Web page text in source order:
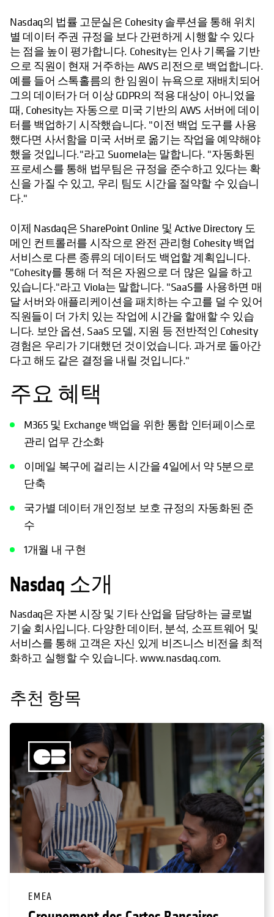
Nasdaq의 법률 고문실은 Cohesity 솔루션을 통해 위치
별 데이터 주권 규정을 보다 간편하게 시행할 수 있다
는 점을 높이 평가합니다. Cohesity는 인사 기록을 기반
으로 직원이 현재 거주하는 AWS 리전으로 백업합니다.
예를 들어 스톡홀름의 한 임원이 뉴욕으로 재배치되어
그의 데이터가 더 이상 GDPR의 적용 대상이 아니었을
때, Cohesity는 자동으로 미국 기반의 AWS 서버에 데이
터를 백업하기 시작했습니다. "이전 백업 도구를 사용
했다면 사서함을 미국 서버로 옮기는 작업을 예약해야
했을 것입니다."라고 Suomela는 말합니다. "자동화된
프로세스를 통해 법무팀은 규정을 준수하고 있다는 확
신을 가질 수 있고, 우리 팀도 시간을 절약할 수 있습니
다."
이제 Nasdaq은 SharePoint Online 및 Active Directory 도
메인 컨트롤러를 시작으로 완전 관리형 Cohesity 백업
서비스로 다른 종류의 데이터도 백업할 계획입니다.
"Cohesity를 통해 더 적은 자원으로 더 많은 일을 하고
있습니다."라고 Viola는 말합니다. "SaaS를 사용하면 매
달 서버와 애플리케이션을 패치하는 수고를 덜 수 있어
직원들이 더 가치 있는 작업에 시간을 할애할 수 있습
니다. 보안 옵션, SaaS 모델, 지원 등 전반적인 Cohesity
경험은 우리가 기대했던 것이었습니다. 과거로 돌아간
다고 해도 같은 결정을 내릴 것입니다."
주요 혜택
M365 및 Exchange 백업을 위한 통합 인터페이스로
관리 업무 간소화
이메일 복구에 걸리는 시간을 4일에서 약 5분으로
단축
국가별 데이터 개인정보 보호 규정의 자동화된 준
수
1개월 내 구현
Nasdaq 소개
Nasdaq은 자본 시장 및 기타 산업을 담당하는 글로벌
기술 회사입니다. 다양한 데이터, 분석, 소프트웨어 및
서비스를 통해 고객은 자신 있게 비즈니스 비전을 최적
화하고 실행할 수 있습니다. www.nasdaq.com.
추천 항목
EMEA